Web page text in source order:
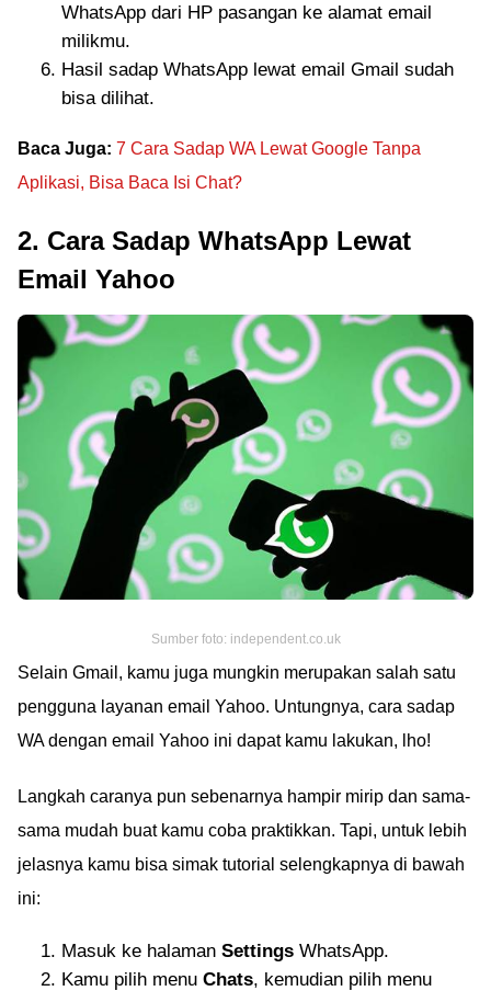
WhatsApp dari HP pasangan ke alamat email
milikmu.
Hasil sadap WhatsApp lewat email Gmail sudah
bisa dilihat.
Baca Juga: 7 Cara Sadap WA Lewat Google Tanpa
Aplikasi, Bisa Baca Isi Chat?
2. Cara Sadap WhatsApp Lewat
Email Yahoo
Sumber foto: independent.co.uk
Selain Gmail, kamu juga mungkin merupakan salah satu
pengguna layanan email Yahoo. Untungnya, cara sadap
WA dengan email Yahoo ini dapat kamu lakukan, lho!
Langkah caranya pun sebenarnya hampir mirip dan sama-
sama mudah buat kamu coba praktikkan. Tapi, untuk lebih
jelasnya kamu bisa simak tutorial selengkapnya di bawah
ini:
Masuk ke halaman Settings WhatsApp.
Kamu pilih menu Chats, kemudian pilih menu